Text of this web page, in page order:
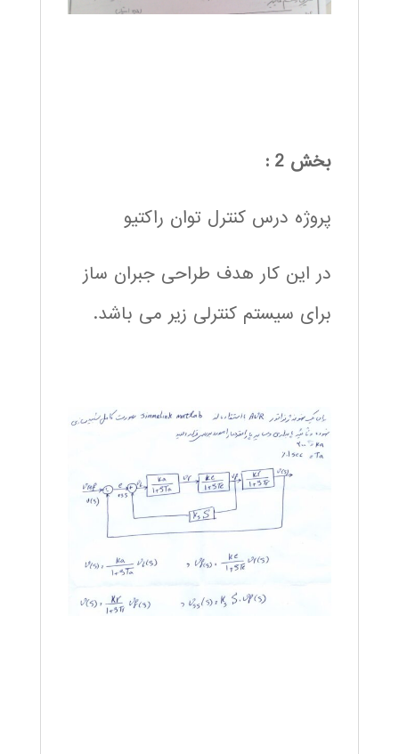
بخش 2 :
پروژه درس کنترل توان راکتیو
در این کار هدف طراحی جبران ساز
برای سیستم کنترلی زیر می باشد.